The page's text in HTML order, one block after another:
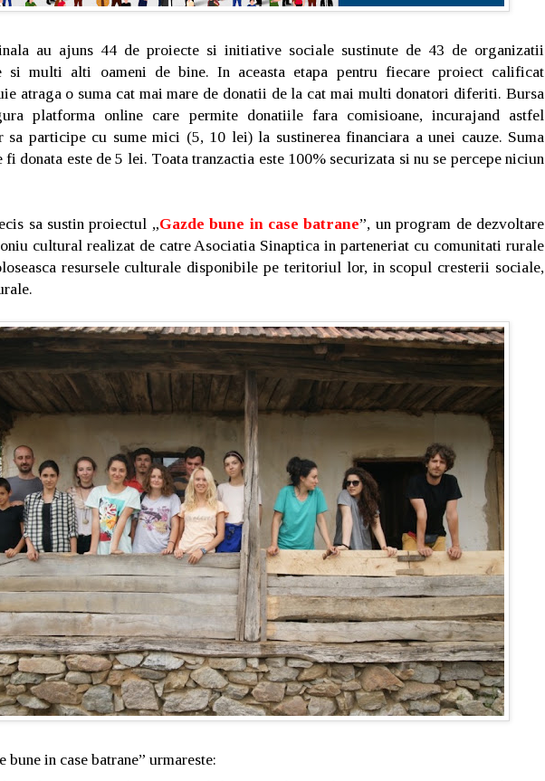
au ajuns 44 de proiecte si initiative sociale sustinute de 43 de organizatii
si multi alti oameni de bine. In aceasta etapa pentru fiecare proiect calificat
atraga o suma cat mai mare de donatii de la cat mai multi donatori diferiti. Bursa
platforma online care permite donatiile fara comisioane, incurajand astfel
sa participe cu sume mici (5, 10 lei) la sustinerea financiara a unei cauze. Suma
fi donata este de 5 lei. Toata tranzactia este 100% securizata si nu se percepe niciun
sa sustin proiectul „Gazde bune in case batrane”, un program de dezvoltare
cultural realizat de catre Asociatia Sinaptica in parteneriat cu comunitati rurale
resursele culturale disponibile pe teritoriul lor, in scopul cresterii sociale,
bune in case batrane” urmareste: